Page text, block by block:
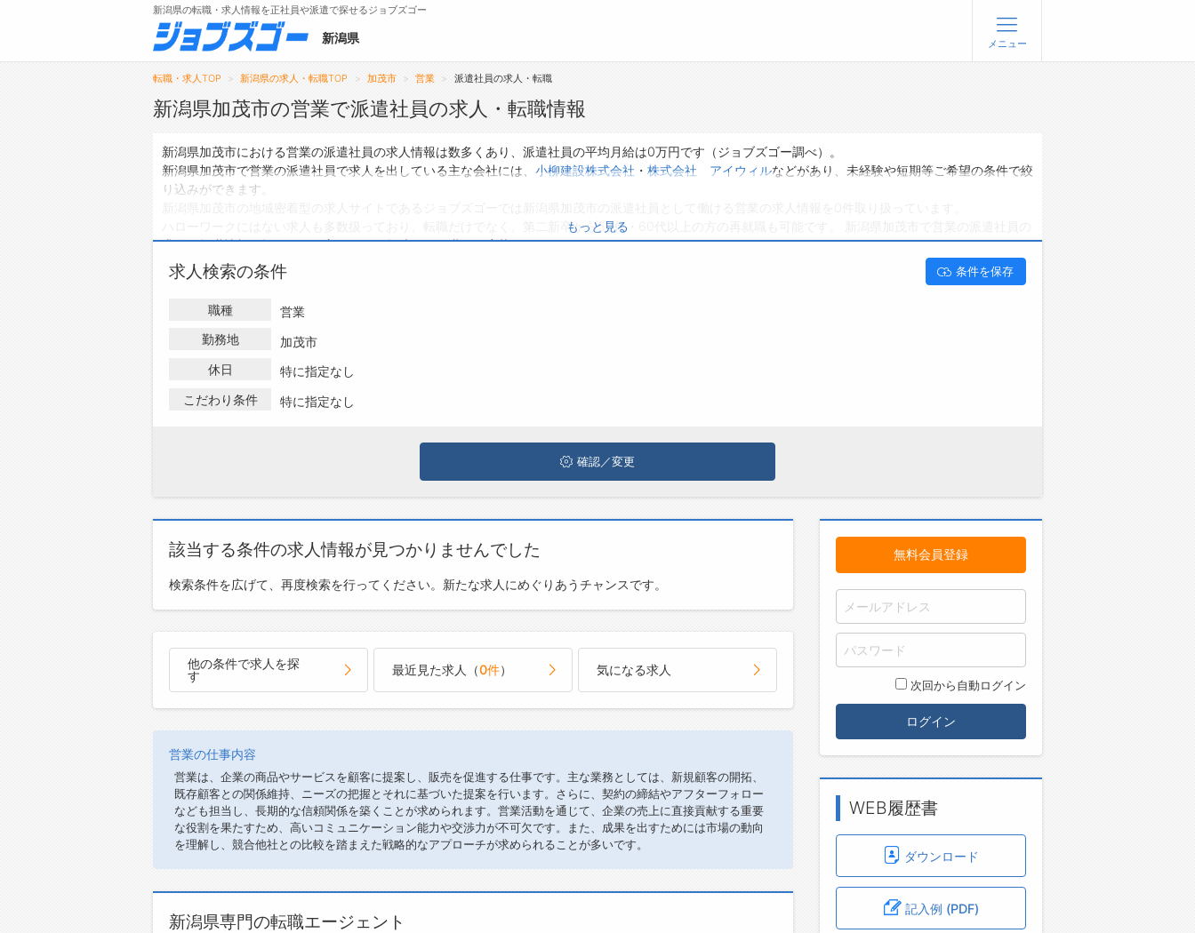
メニュー
トップ
転職支援サービスについて
転職・採用コラム
ジョブズゴーについて
新潟県の転職・求人情報を正社員や派遣で探せるジョブズゴー
新潟県 メニュー
転職・求人TOP 新潟県の求人・転職TOP 加茂市 営業 派遣社員の求人・転職
新潟県加茂市の営業で派遣社員の求人・転職情報
新潟県加茂市における営業の派遣社員の求人情報は数多くあり、派遣社員の平均月給は0万円です（ジョブズゴー調べ）。
新潟県加茂市で営業の派遣社員で求人を出している主な会社には、 小柳建設株式会社 ・ 株式会社 アイウィルなどがあり、未経験や短期等ご希望の条件で絞
り込みができます。
ハローワークにはない求人も多数扱っており、転職だけでなく、第二新卒から50代・60代以上の方の再就職も可能です。 新潟県加茂市で営業の派遣社員の
求人・転職情報を探している方は、ぜひ興味のある職種に応募してみてくださいね。
もっと見る
求人検索の条件 条件を保存
職種
営業
勤務地
加茂市
休日
特に指定なし
こだわり条件
特に指定なし
確認／変更
該当する条件の求人情報が見つかりませんでした
検索条件を広げて、再度検索を行ってください。新たな求人にめぐりあうチャンスです。
他の条件で求人を探
す
最近見た求人（0件） 気になる求人
営業の仕事内容
営業は、企業の商品やサービスを顧客に提案し、販売を促進する仕事です。主な業務としては、新規顧客の開拓、
既存顧客との関係維持、ニーズの把握とそれに基づいた提案を行います。さらに、契約の締結やアフターフォロー
なども担当し、長期的な信頼関係を築くことが求められます。営業活動を通じて、企業の売上に直接貢献する重要
な役割を果たすため、高いコミュニケーション能力や交渉力が不可欠です。また、成果を出すためには市場の動向
を理解し、競合他社との比較を踏まえた戦略的なアプローチが求められることが多いです。
新潟県専門の転職エージェント
無料会員登録
次回から自動ログイン
ログイン
WEB履歴書
ダウンロード
記入例 (PDF)